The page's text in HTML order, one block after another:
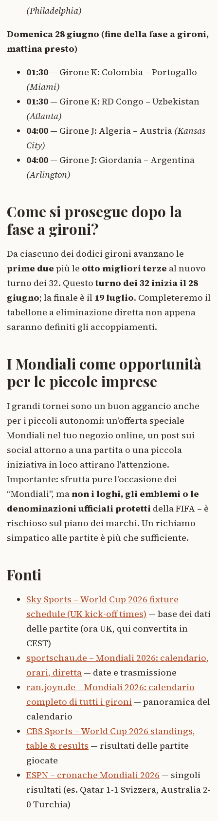
(Philadelphia)
Domenica 28 giugno (fine della fase a gironi,
mattina presto)
01:30 — Girone K: Colombia – Portogallo
(Miami)
01:30 — Girone K: RD Congo – Uzbekistan
(Atlanta)
04:00 — Girone J: Algeria – Austria (Kansas
City)
04:00 — Girone J: Giordania – Argentina
(Arlington)
Come si prosegue dopo la
fase a gironi?
Da ciascuno dei dodici gironi avanzano le
prime due più le otto migliori terze al nuovo
turno dei 32. Questoturno dei 32 inizia il 28
giugno; la finale è il 19 luglio. Completeremo il
tabellone a eliminazione diretta non appena
saranno definiti gli accoppiamenti.
I Mondiali come opportunità
per le piccole imprese
I grandi tornei sono un buon aggancio anche
per i piccoli autonomi: un'offerta speciale
Mondiali nel tuo negozio online, un post sui
social attorno a una partita o una piccola
iniziativa in loco attirano l'attenzione.
Importante: sfrutta pure l'occasione dei
“Mondiali", manon i loghi, gli emblemi o le
denominazioni ufficiali protetti della FIFA – è
rischioso sul piano dei marchi. Un richiamo
simpatico alle partite è più che sufficiente.
Fonti
Sky Sports – World Cup 2026 fixture
schedule (UK kick-off times) — base dei dati
delle partite (ora UK, qui convertita in
CEST)
sportschau.de – Mondiali 2026: calendario,
orari, diretta — date e trasmissione
ran.joyn.de – Mondiali 2026: calendario
completo di tutti i gironi — panoramica del
calendario
CBS Sports – World Cup 2026 standings,
table & results — risultati delle partite
giocate
ESPN – cronache Mondiali 2026 — singoli
risultati (es. Qatar 1-1 Svizzera, Australia 2-
0 Turchia)